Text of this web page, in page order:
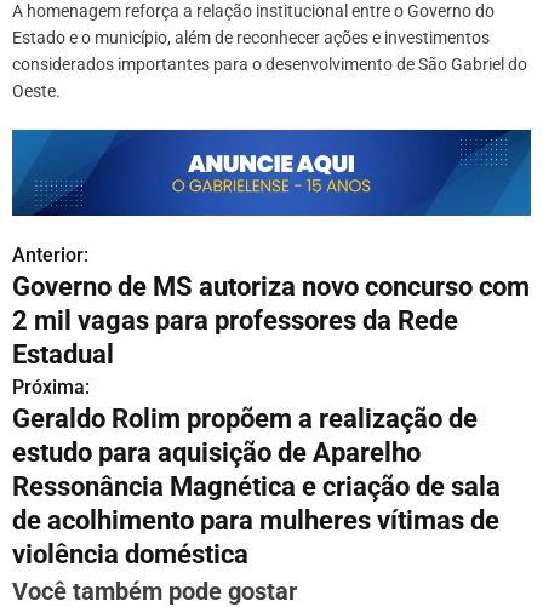
A homenagem reforça a relação institucional entre o Governo do
Estado e o município, além de reconhecer ações e investimentos
considerados importantes para o desenvolvimento de São Gabriel do
Oeste.
N
a
v
e
g
a
ç
ã
Anterior:
Governo de MS autoriza novo concurso com
2 mil vagas para professores da Rede
Estadual
Próxima:
Geraldo Rolim propõem a realização de
estudo para aquisição de Aparelho
Ressonância Magnética e criação de sala
de acolhimento para mulheres vítimas de
violência doméstica
Você também pode gostar